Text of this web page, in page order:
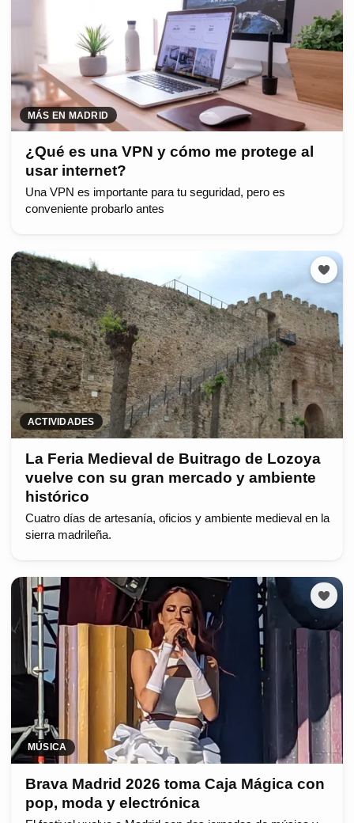
MÁS EN MADRID
¿Qué es una VPN y cómo me protege al
usar internet?
Una VPN es importante para tu seguridad, pero es
conveniente probarlo antes
ACTIVIDADES
La Feria Medieval de Buitrago de Lozoya
vuelve con su gran mercado y ambiente
histórico
Cuatro días de artesanía, oficios y ambiente medieval en la
sierra madrileña.
MÚSICA
Brava Madrid 2026 toma Caja Mágica con
pop, moda y electrónica